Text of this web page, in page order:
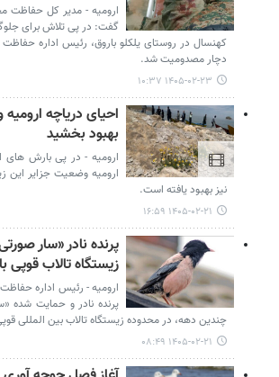
ارومیه - مدیر کل حفاظت
گفت: در پی تلاش برای
کهنسال در روستای یلکلو باروق، رئیس اداره
دچار مصدومیت شد.
۱۴۰۵-۰۲-۲۳ ۱۰:۳۷
احیای دریاچه
بهبود بخشید
ارومیه - در پی بارش های
ارومیه وضعیت جزایر
نیز بهبود یافته است.
۱۴۰۵-۰۲-۲۱ ۱۶:۵۹
پرنده نادر «سار
زیستگاه تالاب قوپی
ارومیه - رئیس اداره
پرنده نادر و حمایت‌
چندین دهه، در محدوده زیستگاه تالاب بین المللی
۱۴۰۵-۰۲-۲۱ ۰۸:۴۹